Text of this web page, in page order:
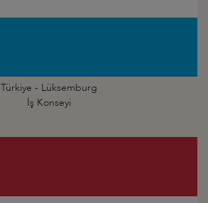
Türkiye - Lüksemburg
İş Konseyi